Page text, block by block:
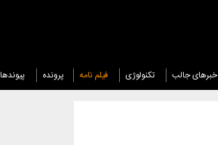
خبرهای جالب تکنولوژی فیلم نامه پرونده پیوندها